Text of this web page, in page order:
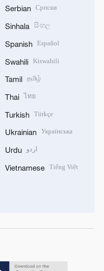
Serbian Српски
Sinhala සිංහල
Spanish Español
Swahili Kiswahili
Tamil தமிழ்
Thai ไทย
Turkish Türkçe
Ukrainian Українська
Urdu اردو
Vietnamese Tiếng Việt